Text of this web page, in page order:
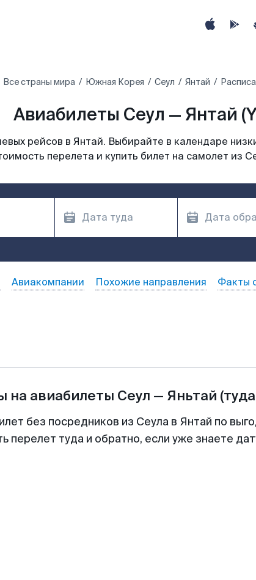
Все страны мира Южная Корея Сеул Янтай
Авиабилеты Сеул — Янтай
рейсов в Янтай. Выбирайте в календаре
перелета и купить билет на самолет из
Авиакомпании Похожие направления Факты
на авиабилеты Сеул — Яньтай
без посредников из Сеула в Янтай по
перелет туда и обратно, если уже знаете